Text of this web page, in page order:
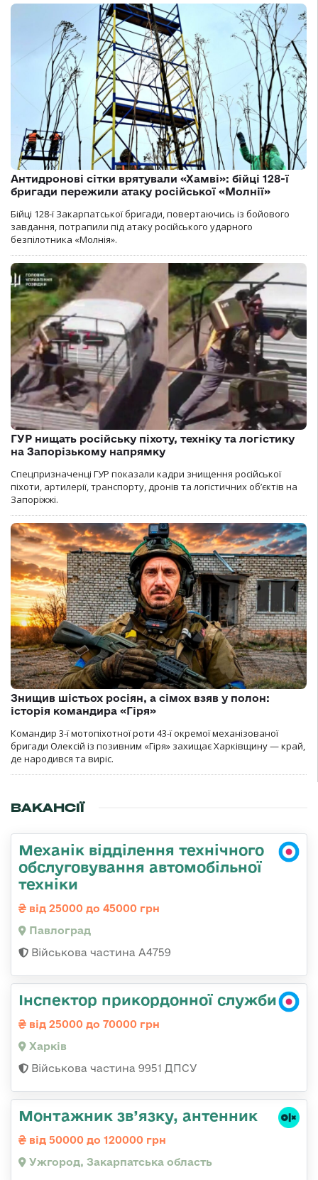
Антидронові сітки врятували «Хамві»: бійці 128-ї
бригади пережили атаку російської «Молнії»
Бійці 128-ї Закарпатської бригади, повертаючись із бойового
завдання, потрапили під атаку російського ударного
безпілотника «Молнія».
ГУР нищать російську піхоту, техніку та логістику
на Запорізькому напрямку
Спецпризначенці ГУР показали кадри знищення російської
піхоти, артилерії, транспорту, дронів та логістичних об’єктів на
Запоріжжі.
Знищив шістьох росіян, а сімох взяв у полон:
історія командира «Гіря»
Командир 3-ї мотопіхотної роти 43-ї окремої механізованої
бригади Олексій із позивним «Гіря» захищає Харківщину — край,
де народився та виріс.
ВАКАНСІЇ
Механік відділення технічного
обслуговування автомобільної
техніки
від 25000 до 45000 грн
Павлоград
Військова частина А4759
Інспектор прикордонної служби
від 25000 до 70000 грн
Харків
Військова частина 9951 ДПСУ
Монтажник зв’язку, антенник
від 50000 до 120000 грн
Ужгород, Закарпатська область